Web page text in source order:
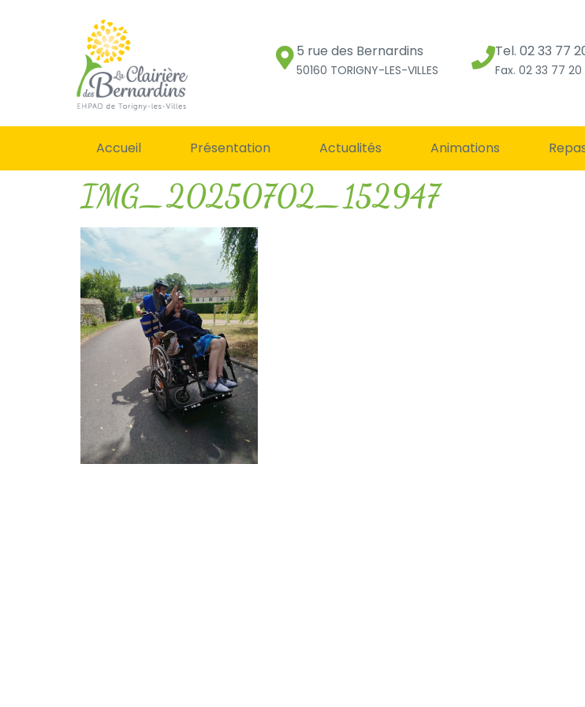
5 rue des Bernardins
50160 TORIGNY-LES-VILLES
Tel. 02 33 77
Fax. 02 33 77 20
Accueil Présentation Actualités Animations
IMG_20250702_152947